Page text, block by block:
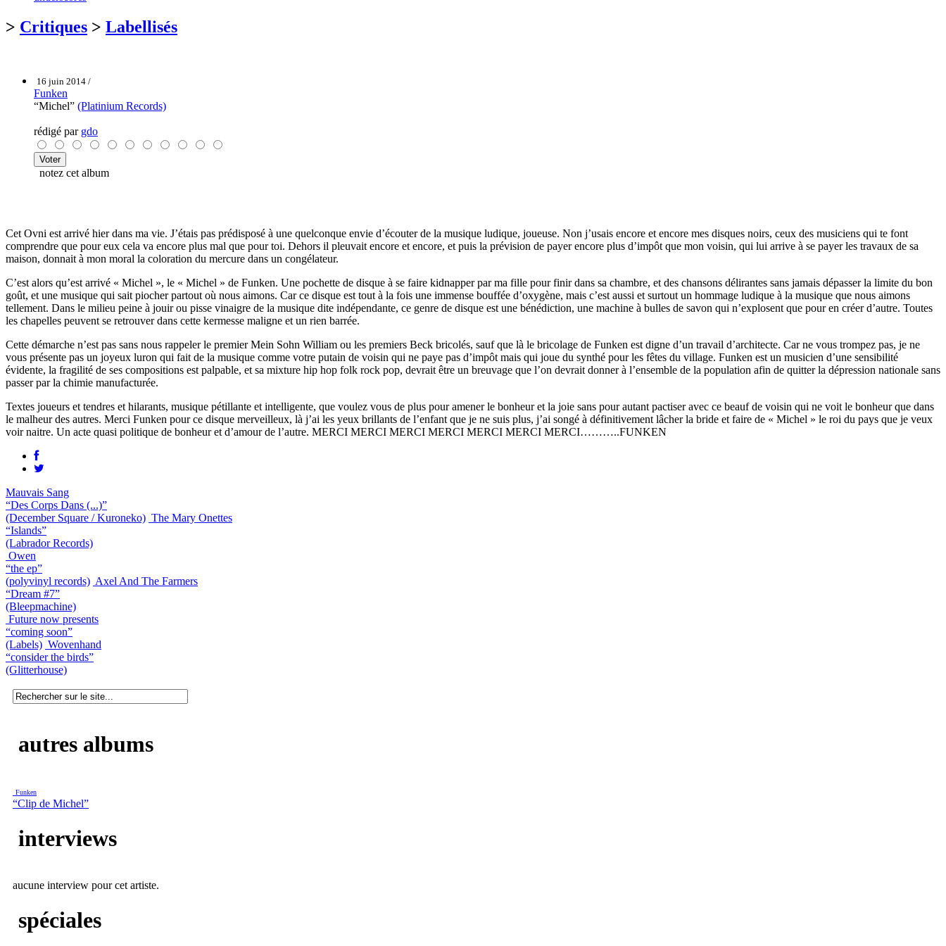
> Critiques > Labellisés
16 juin 2014 /
Funken
“Michel” (Platinium Records)
rédigé par gdo
notez cet album
Cet Ovni est arrivé hier dans ma vie. J’étais pas prédisposé à une quelconque envie d’écouter de la musique ludique, joueuse. Non j’usais encore et encore mes disques noirs, ceux des musiciens qui te font
comprendre que pour eux cela va encore plus mal que pour toi. Dehors il pleuvait encore et encore, et puis la prévision de payer encore plus d’impôt que mon voisin, qui lui arrive à se payer les travaux de sa
maison, donnait à mon moral la coloration du mercure dans un congélateur.
C’est alors qu’est arrivé « Michel », le « Michel » de Funken. Une pochette de disque à se faire kidnapper par ma fille pour finir dans sa chambre, et des chansons délirantes sans jamais dépasser la limite du bon
goût, et une musique qui sait piocher partout où nous aimons. Car ce disque est tout à la fois une immense bouffée d’oxygène, mais c’est aussi et surtout un hommage ludique à la musique que nous aimons
tellement. Dans le milieu peine à jouir ou pisse vinaigre de la musique dite indépendante, ce genre de disque est une bénédiction, une machine à bulles de savon qui n’explosent que pour en créer d’autre. Toutes
les chapelles peuvent se retrouver dans cette kermesse maligne et un rien barrée.
Cette démarche n’est pas sans nous rappeler le premier Mein Sohn William ou les premiers Beck bricolés, sauf que là le bricolage de Funken est digne d’un travail d’architecte. Car ne vous trompez pas, je ne
vous présente pas un joyeux luron qui fait de la musique comme votre putain de voisin qui ne paye pas d’impôt mais qui joue du synthé pour les fêtes du village. Funken est un musicien d’une sensibilité
évidente, la fragilité de ses compositions est palpable, et sa mixture hip hop folk rock pop, devrait être un breuvage que l’on devrait donner à l’ensemble de la population afin de quitter la dépression nationale sans
passer par la chimie manufacturée.
Textes joueurs et tendres et hilarants, musique pétillante et intelligente, que voulez vous de plus pour amener le bonheur et la joie sans pour autant pactiser avec ce beauf de voisin qui ne voit le bonheur que dans
le malheur des autres. Merci Funken pour ce disque merveilleux, là j’ai les yeux brillants de l’enfant que je ne suis plus, j’ai songé à définitivement lâcher la bride et faire de « Michel » le roi du pays que je veux
voir naitre. Un acte quasi politique de bonheur et d’amour de l’autre. MERCI MERCI MERCI MERCI MERCI MERCI MERCI………..FUNKEN
Mauvais Sang
“Des Corps Dans (...)”
(December Square / Kuroneko) The Mary Onettes
“Islands”
(Labrador Records)
Owen
“the ep”
(polyvinyl records) Axel And The Farmers
“Dream #7”
(Bleepmachine)
Future now presents
“coming soon”
(Labels) Wovenhand
“consider the birds”
(Glitterhouse)
autres albums
Funken
“Clip de Michel”
interviews
aucune interview pour cet artiste.
spéciales